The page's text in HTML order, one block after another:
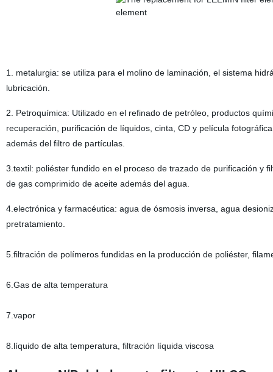
1. metalurgia: se utiliza para el molino de laminación, el sistema
lubricación.
2. Petroquímica: Utilizado en el refinado de petróleo, productos
recuperación, purificación de líquidos, cinta, CD y película
además del filtro de partículas.
3.textil: poliéster fundido en el proceso de trazado de purificación y
de gas comprimido de aceite además del agua.
4.electrónica y farmacéutica: agua de ósmosis inversa, agua
pretratamiento.
5.filtración de polímeros fundidas en la producción de poliéster,
6.Gas de alta temperatura
7.vapor
8.líquido de alta temperatura, filtración líquida viscosa